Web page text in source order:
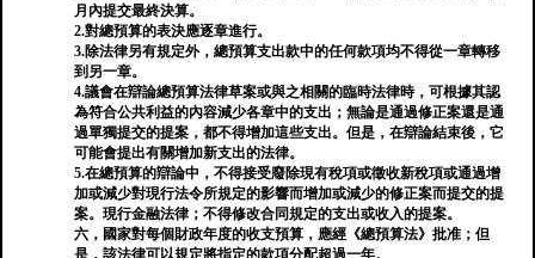
月內提交最終決算。
2.對總預算的表決應逐章進行。
3.除法律另有規定外，總預算支出款中的任何款項均不得從一章轉移
到另一章。
4.議會在辯論總預算法律草案或與之相關的臨時法律時，可根據其認
為符合公共利益的內容減少各章中的支出；無論是通過修正案還是通
過單獨提交的提案，都不得增加這些支出。但是，在辯論結束後，它
可能會提出有關增加新支出的法律。
5.在總預算的辯論中，不得接受廢除現有稅項或徵收新稅項或通過增
加或減少對現行法令所規定的影響而增加或減少的修正案而提交的提
案。現行金融法律；不得修改合同規定的支出或收入的提案。
六，國家對每個財政年度的收支預算，應經《總預算法》批准；但
是，該法律可以規定將指定的款項分配超過一年。